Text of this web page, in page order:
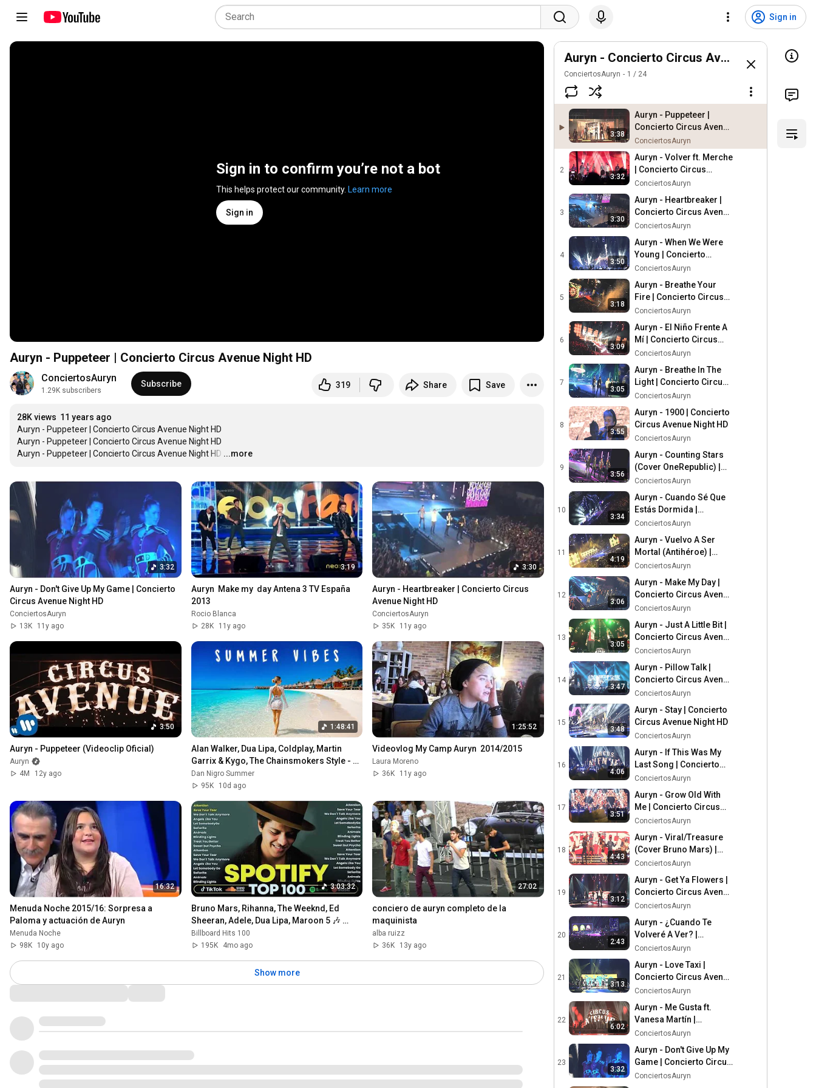
Sign in
Sign in to confirm you’re not a bot
This helps protect our community. Learn more
Sign in
Auryn - Puppeteer | Concierto Circus Avenue Night HD
ConciertosAuryn
1.29K subscribers
Subscribe 319 Share Save
28K views 11 years ago
Auryn - Puppeteer | Concierto Circus Avenue Night HD
Auryn - Puppeteer | Concierto Circus Avenue Night HD
Auryn - Puppeteer | Concierto Circus Avenue Night HD …
...more
3:32
Auryn - Don't Give Up My Game | Concierto
Circus Avenue Night HD
ConciertosAuryn
13K
11y ago
3:19
Auryn  Make my  day Antena 3 TV España
2013
Rocio Blanca
28K
11y ago
3:30
Auryn - Heartbreaker | Concierto Circus
Avenue Night HD
ConciertosAuryn
35K
11y ago
3:50
Auryn - Puppeteer (Videoclip Oficial)
Auryn
4M
12y ago
1:48:41
Alan Walker, Dua Lipa, Coldplay, Martin
Garrix & Kygo, The Chainsmokers Style -
Summer Vibes #6
Dan Nigro Summer
95K
10d ago
1:25:52
Videovlog My Camp Auryn  2014/2015
Laura Moreno
36K
11y ago
16:32
Menuda Noche 2015/16: Sorpresa a
Paloma y actuación de Auryn
Menuda Noche
98K
10y ago
3:03:32
Bruno Mars, Rihanna, The Weeknd, Ed
Sheeran, Adele, Dua Lipa, Maroon 5 🎶
Billboard Top 50 This Week
Billboard Hits 100
195K
4mo ago
27:02
conciero de auryn completo de la
maquinista
alba ruizz
36K
13y ago
Show more
Auryn - Concierto Circus Avenue Night
ConciertosAuryn 1 / 24
3:38
Auryn - Puppeteer |
Concierto Circus Avenue
Night HD
ConciertosAuryn
2
3:32
Auryn - Volver ft. Merche
| Concierto Circus
Avenue Night HD
ConciertosAuryn
3
3:30
Auryn - Heartbreaker |
Concierto Circus Avenue
Night HD
ConciertosAuryn
4
3:50
Auryn - When We Were
Young | Concierto
Circus Avenue Night HD
ConciertosAuryn
5
3:18
Auryn - Breathe Your
Fire | Concierto Circus
Avenue Night HD
ConciertosAuryn
6
3:09
Auryn - El Niño Frente A
Mí | Concierto Circus
Avenue Night HD
ConciertosAuryn
7
3:05
Auryn - Breathe In The
Light | Concierto Circus
Avenue Night HD
ConciertosAuryn
8
3:55
Auryn - 1900 | Concierto
Circus Avenue Night HD
ConciertosAuryn
9
3:56
Auryn - Counting Stars
(Cover OneRepublic) |
Concierto Circus Avenue
ConciertosAuryn
10
3:34
Auryn - Cuando Sé Que
Estás Dormida |
Concierto Circus Avenue
ConciertosAuryn
11
4:19
Auryn - Vuelvo A Ser
Mortal (Antihéroe) |
Concierto Circus Avenue
ConciertosAuryn
12
3:06
Auryn - Make My Day |
Concierto Circus Avenue
Night HD
ConciertosAuryn
13
3:05
Auryn - Just A Little Bit |
Concierto Circus Avenue
Night HD
ConciertosAuryn
14
3:47
Auryn - Pillow Talk |
Concierto Circus Avenue
Night HD
ConciertosAuryn
15
3:48
Auryn - Stay | Concierto
Circus Avenue Night HD
ConciertosAuryn
16
4:06
Auryn - If This Was My
Last Song | Concierto
Circus Avenue Night HD
ConciertosAuryn
17
3:51
Auryn - Grow Old With
Me | Concierto Circus
Avenue Night HD
ConciertosAuryn
18
4:43
Auryn - Viral/Treasure
(Cover Bruno Mars) |
Concierto Circus Avenue
ConciertosAuryn
19
3:12
Auryn - Get Ya Flowers |
Concierto Circus Avenue
Night HD
ConciertosAuryn
20
2:43
Auryn - ¿Cuando Te
Volveré A Ver? |
Concierto Circus Avenue
ConciertosAuryn
21
3:13
Auryn - Love Taxi |
Concierto Circus Avenue
Night HD
ConciertosAuryn
22
6:02
Auryn - Me Gusta ft.
Vanesa Martín |
Concierto Circus Avenue
ConciertosAuryn
23
3:32
Auryn - Don't Give Up My
Game | Concierto Circus
Avenue Night HD
ConciertosAuryn